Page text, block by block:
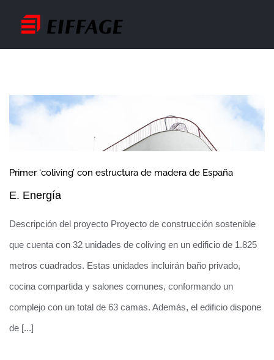
contenido
Primer ‘coliving’ con estructura de madera de España
E. Energía
Descripción del proyecto Proyecto de construcción sostenible
que cuenta con 32 unidades de coliving en un edificio de 1.825
metros cuadrados. Estas unidades incluirán baño privado,
cocina compartida y salones comunes, conformando un
complejo con un total de 63 camas. Además, el edificio dispone
de [...]